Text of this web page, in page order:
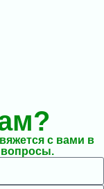
с вами в
вопросы.